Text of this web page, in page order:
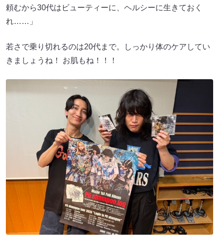
頼むから30代はビューティーに、ヘルシーに生きておく
れ……」
若さで乗り切れるのは20代まで。しっかり体のケアしてい
きましょうね！ お肌もね！！！